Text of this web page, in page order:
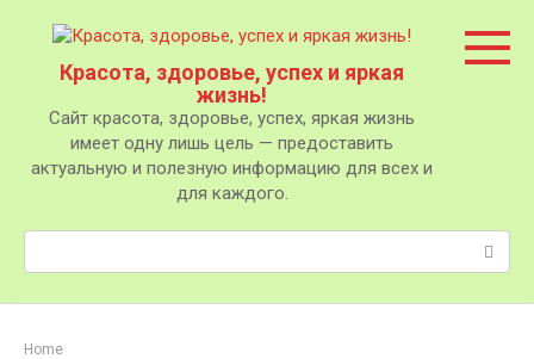
контентуКрасота, здоровье, успех и яркая
жизнь!
Сайт красота, здоровье, успех, яркая жизнь
имеет одну лишь цель — предоставить
актуальную и полезную информацию для всех и
для каждого.
Поиск:
Home